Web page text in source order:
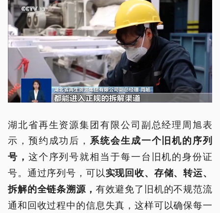
湖北省再生资源集团有限公司副总经理周旭表
示，预约成功后， 系统会生成一个旧机的序列
号， 这个序列号就相当于每一台旧机的身份证
号。通过序列号，可以实现回收、存储、转运、
拆解的全链条溯源， 有效避免了旧机的不规范流
通和回收过程中的信息失真，这样可以确保每一